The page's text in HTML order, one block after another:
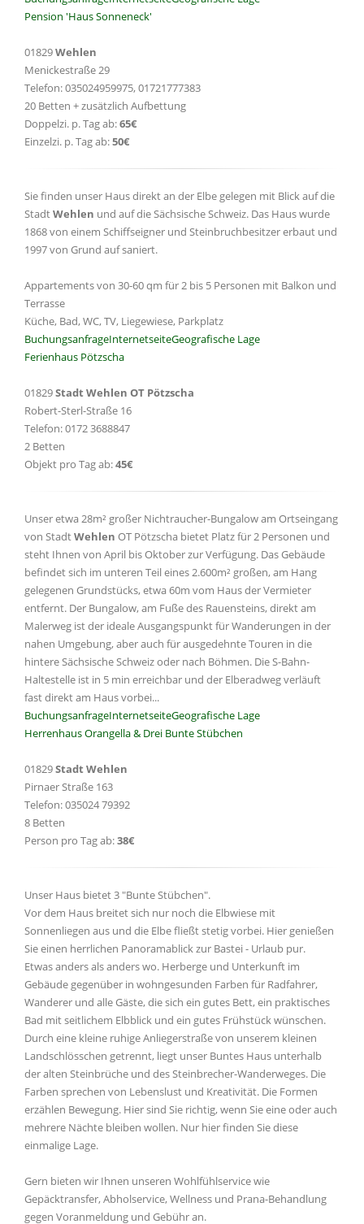
Pension 'Haus Sonneneck'
01829Wehlen
Menickestraße 29
Telefon: 035024959975, 01721777383
20 Betten + zusätzlich Aufbettung
Doppelzi. p. Tag ab:65€
Einzelzi. p. Tag ab:50€
Sie finden unser Haus direkt an der Elbe gelegen mit Blick auf die
StadtWehlen und auf die Sächsische Schweiz. Das Haus wurde
1868 von einem Schiffseigner und Steinbruchbesitzer erbaut und
1997 von Grund auf saniert.
Appartements von 30-60 qm für 2 bis 5 Personen mit Balkon und
Terrasse
Küche, Bad, WC, TV, Liegewiese, Parkplatz
BuchungsanfrageInternetseiteGeografische Lage
Ferienhaus Pötzscha
01829Stadt Wehlen OT Pötzscha
Robert-Sterl-Straße 16
Telefon: 0172 3688847
2 Betten
Objekt pro Tag ab:45€
Unser etwa 28m² großer Nichtraucher-Bungalow am Ortseingang
von StadtWehlen OT Pötzscha bietet Platz für 2 Personen und
steht Ihnen von April bis Oktober zur Verfügung. Das Gebäude
befindet sich im unteren Teil eines 2.600m² großen, am Hang
gelegenen Grundstücks, etwa 60m vom Haus der Vermieter
entfernt. Der Bungalow, am Fuße des Rauensteins, direkt am
Malerweg ist der ideale Ausgangspunkt für Wanderungen in der
nahen Umgebung, aber auch für ausgedehnte Touren in die
hintere Sächsische Schweiz oder nach Böhmen. Die S-Bahn-
Haltestelle ist in 5 min erreichbar und der Elberadweg verläuft
fast direkt am Haus vorbei...
BuchungsanfrageInternetseiteGeografische Lage
Herrenhaus Orangella & Drei Bunte Stübchen
01829Stadt Wehlen
Pirnaer Straße 163
Telefon: 035024 79392
8 Betten
Person pro Tag ab:38€
Unser Haus bietet 3 "Bunte Stübchen".
Vor dem Haus breitet sich nur noch die Elbwiese mit
Sonnenliegen aus und die Elbe fließt stetig vorbei. Hier genießen
Sie einen herrlichen Panoramablick zur Bastei - Urlaub pur.
Etwas anders als anders wo. Herberge und Unterkunft im
Gebäude gegenüber in wohngesunden Farben für Radfahrer,
Wanderer und alle Gäste, die sich ein gutes Bett, ein praktisches
Bad mit seitlichem Elbblick und ein gutes Frühstück wünschen.
Durch eine kleine ruhige Anliegerstraße von unserem kleinen
Landschlösschen getrennt, liegt unser Buntes Haus unterhalb
der alten Steinbrüche und des Steinbrecher-Wanderweges. Die
Farben sprechen von Lebenslust und Kreativität. Die Formen
erzählen Bewegung. Hier sind Sie richtig, wenn Sie eine oder auch
mehrere Nächte bleiben wollen. Nur hier finden Sie diese
einmalige Lage.
Gern bieten wir Ihnen unseren Wohlfühlservice wie
Gepäcktransfer, Abholservice, Wellness und Prana-Behandlung
gegen Voranmeldung und Gebühr an.